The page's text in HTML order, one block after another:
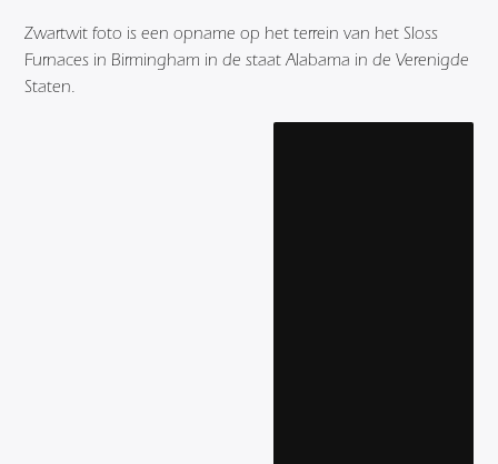
Zwartwit foto is een opname op het terrein van het Sloss
Furnaces in Birmingham in de staat Alabama in de Verenigde
Staten.